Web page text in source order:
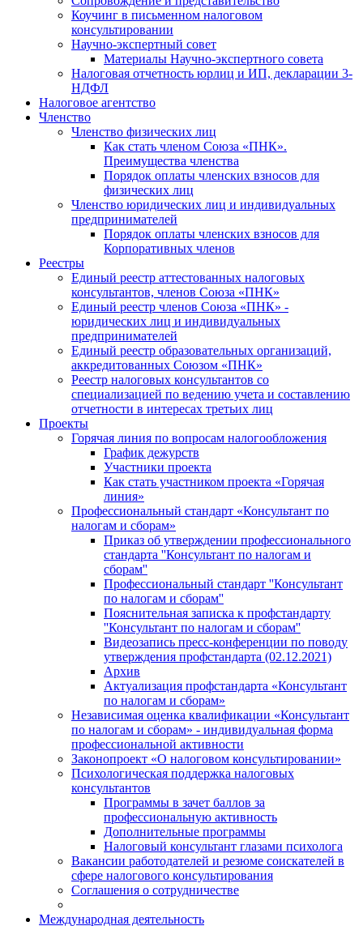
Коучинг в письменном налоговом
консультировании
Научно-экспертный совет
Материалы Научно-экспертного совета
Налоговая отчетность юрлиц и ИП, декларации 3-
НДФЛ
Налоговое агентство
Членство
Членство физических лиц
Как стать членом Союза «ПНК».
Преимущества членства
Порядок оплаты членских взносов для
физических лиц
Членство юридических лиц и индивидуальных
предпринимателей
Порядок оплаты членских взносов для
Корпоративных членов
Реестры
Единый реестр аттестованных налоговых
консультантов, членов Союза «ПНК»
Единый реестр членов Союза «ПНК» -
юридических лиц и индивидуальных
предпринимателей
Единый реестр образовательных организаций,
аккредитованных Союзом «ПНК»
Реестр налоговых консультантов со
специализацией по ведению учета и составлению
отчетности в интересах третьих лиц
Проекты
Горячая линия по вопросам налогообложения
График дежурств
Участники проекта
Как стать участником проекта «Горячая
линия»
Профессиональный стандарт «Консультант по
налогам и сборам»
Приказ об утверждении профессионального
стандарта ''Консультант по налогам и
сборам''
Профессиональный стандарт ''Консультант
по налогам и сборам''
Пояснительная записка к профстандарту
''Консультант по налогам и сборам''
Видеозапись пресс-конференции по поводу
утверждения профстандарта (02.12.2021)
Архив
Актуализация профстандарта «Консультант
по налогам и сборам»
Независимая оценка квалификации «Консультант
по налогам и сборам» - индивидуальная форма
профессиональной активности
Законопроект «О налоговом консультировании»
Психологическая поддержка налоговых
консультантов
Программы в зачет баллов за
профессиональную активность
Дополнительные программы
Налоговый консультант глазами психолога
Вакансии работодателей и резюме соискателей в
сфере налогового консультирования
Соглашения о сотрудничестве
Международная деятельность